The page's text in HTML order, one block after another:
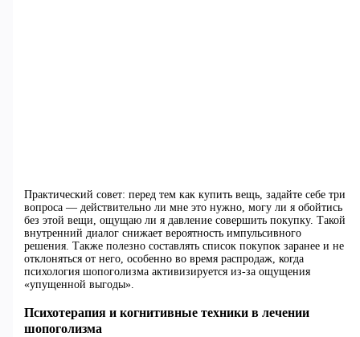
Практический совет: перед тем как купить вещь, задайте себе три
вопроса — действительно ли мне это нужно, могу ли я обойтись
без этой вещи, ощущаю ли я давление совершить покупку. Такой
внутренний диалог снижает вероятность импульсивного
решения. Также полезно составлять список покупок заранее и не
отклоняться от него, особенно во время распродаж, когда
психология шопоголизма активизируется из-за ощущения
«упущенной выгоды».
Психотерапия и когнитивные техники в лечении
шопоголизма